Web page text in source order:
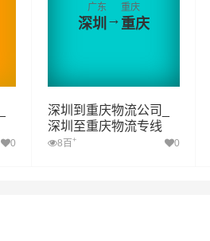
0
广东
深圳 →
重庆
重庆
深圳到重庆物流公司_
深圳至重庆物流专线
8百+ 0